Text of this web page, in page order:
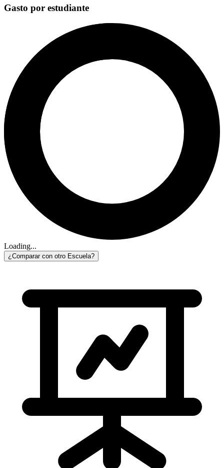
Gasto por estudiante
Loading...
¿Comparar con otro Escuela?